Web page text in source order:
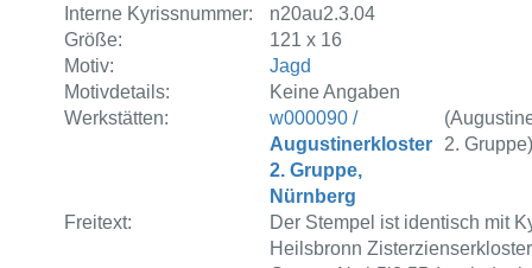
Interne Kyrissnummer:
n20au2.3.04
Größe:
121 x 16
Motiv:
Jagd
Motivdetails:
Keine Angaben
Werkstätten:
w000090 /
Augustinerkloster
2. Gruppe,
Nürnberg
2.
Freitext:
Der Stempel ist identisch mit
Heilsbronn